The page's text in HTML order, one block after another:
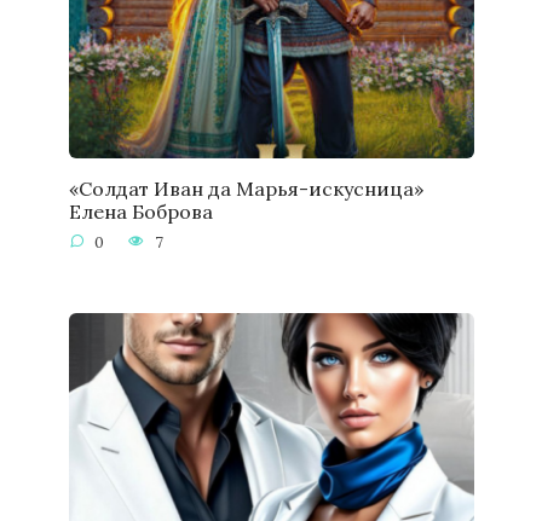
«Солдат Иван да Марья-искусница»
Елена Боброва
0 7